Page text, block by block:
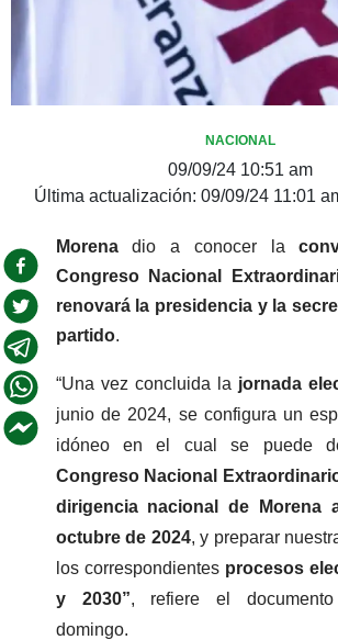
NACIONAL
09/09/24 10:51 am
Última actualización: 09/09/24 11:01
Morena dio a conocer la
Congreso Nacional
renovará la presidencia y la
partido.
“Una vez concluida la jornada
junio de 2024, se configura un
idóneo en el cual se puede
Congreso Nacional
dirigencia nacional de Morena
octubre de 2024, y preparar
los correspondientes procesos
y 2030”, refiere el
domingo.